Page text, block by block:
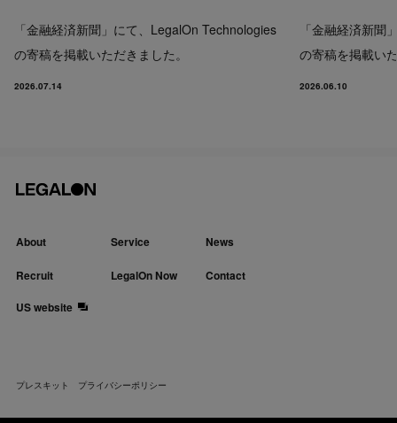
「金融経済新聞」にて、LegalOn Technologies
の寄稿を掲載いただきました。
2026.07.14
「金融経済新聞
の寄稿を掲載い
2026.06.10
About Service News
Recruit LegalOn Now
Contact
US website
プレスキット プライバシーポリシー